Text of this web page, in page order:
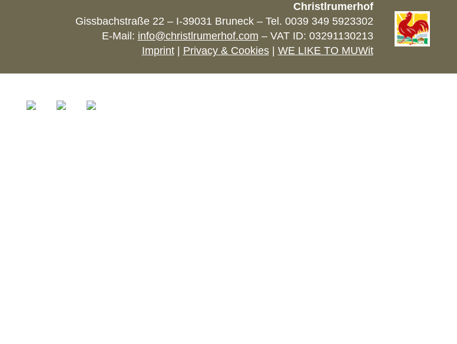
Christlrumerhof
Gissbachstraße 22 – I-39031 Bruneck – Tel. 0039 349 5923302
E-Mail: info@christlrumerhof.com – VAT ID: 03291130213
Imprint| Privacy & Cookies| WE LIKE TO MUWit